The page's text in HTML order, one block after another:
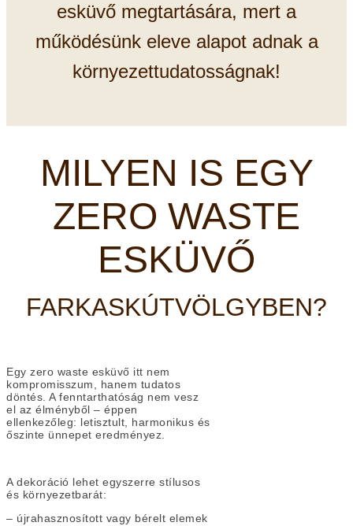
esküvő megtartására, mert a
működésünk eleve alapot adnak a
környezettudatosságnak!
MILYEN IS EGY
ZERO WASTE
ESKÜVŐ
FARKASKÚTVÖLGYBEN?
Egy zero waste esküvő itt nem
kompromisszum, hanem tudatos
döntés. A fenntarthatóság nem vesz
el az élményből – éppen
ellenkezőleg: letisztult, harmonikus és
őszinte ünnepet eredményez.
A dekoráció lehet egyszerre stílusos
és környezetbarát:
– újrahasznosított vagy bérelt elemek